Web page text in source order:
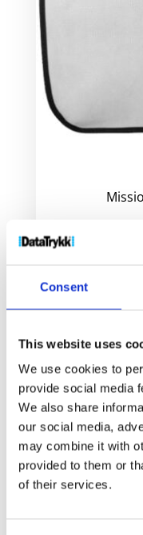
Consent
This website uses
We use cookies to
provide social media
We also share
our social media,
may combine it with
provided to them or
of their services.